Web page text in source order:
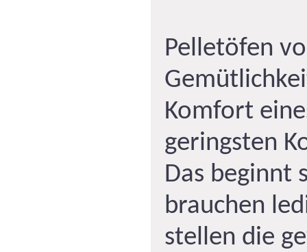
Pelletöfen
Komfort
geringsten
Das beginnt
brauchen
stellen die